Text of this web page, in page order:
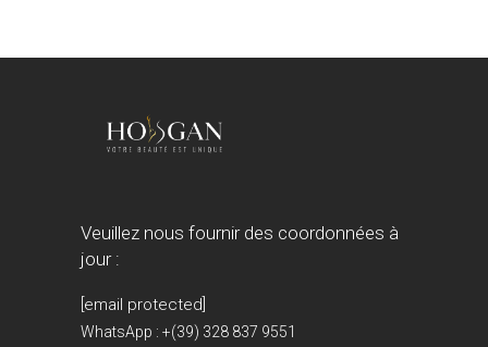
Veuillez nous fournir des coordonnées à
jour :
[email protected]
WhatsApp : +(39) 328 837 9551